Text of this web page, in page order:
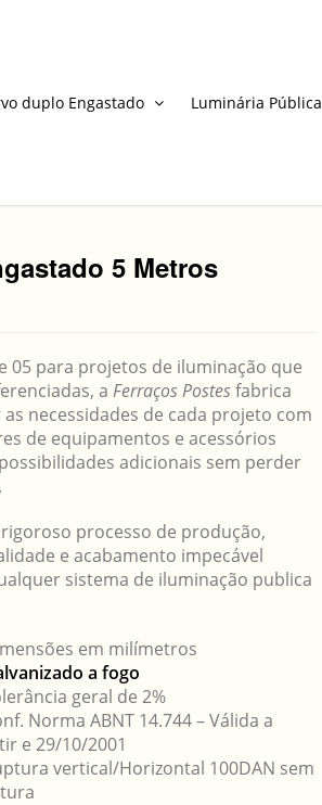
duplo Engastado Luminária Pública
5 Metros
05 para projetos de iluminação que
a Ferraços Postesfabrica
necessidades de cada projeto com
de equipamentos e acessórios
adicionais sem perder
processo de produção,
e acabamento impecável
sistema de iluminação publica
em milímetros
a fogo
geral de 2%
Norma ABNT 14.744 – Válida a
e 29/10/2001
vertical/Horizontal 100DAN sem